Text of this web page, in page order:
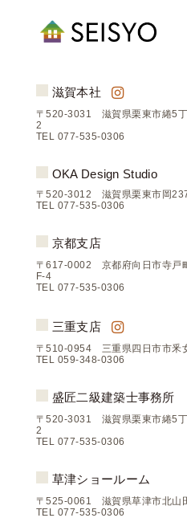
滋賀本社
〒520-3031 滋賀県栗東市綣5
2
TEL 077-535-0306
OKA Design Studio
〒520-3012 滋賀県栗東市岡
TEL 077-535-0306
京都支店
〒617-0002 京都府向日市寺
F-4
TEL 077-535-0306
三重支店
〒510-0954 三重県四日市市釆
TEL 059-348-0306
盛匠二級建築士事務所
〒520-3031 滋賀県栗東市綣5
2
TEL 077-535-0306
草津ショールーム
〒525-0061 滋賀県草津市北山
TEL 077-535-0306